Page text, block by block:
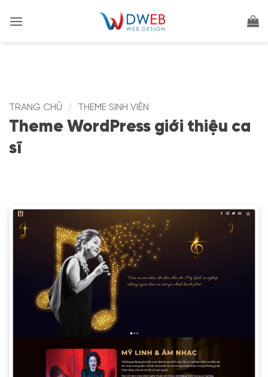
qua
TRANG CHỦ / THEME SINH VIÊN
Theme WordPress giới thiệu ca
sĩ